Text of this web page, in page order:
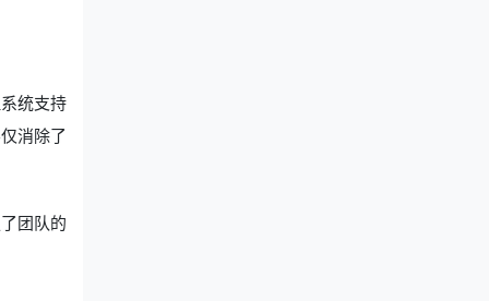
统支持
消除了
团队的